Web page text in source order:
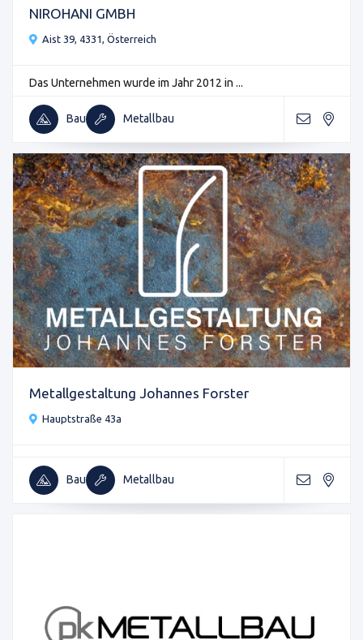
NIROHANI GMBH
Aist 39, 4331, Österreich
Das Unternehmen wurde im Jahr 2012 in ...
Bau Metallbau
Metallgestaltung Johannes Forster
Hauptstraße 43a
Bau Metallbau